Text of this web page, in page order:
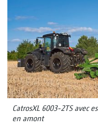
CatrosXL 6003-2TS avec
en amont